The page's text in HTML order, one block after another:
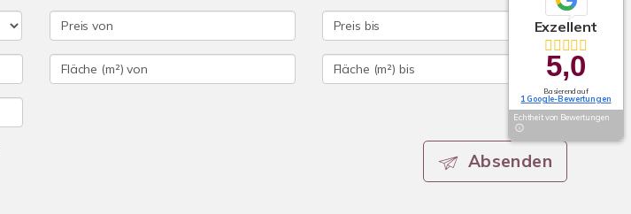
Absenden
Exzellent
5,0
Basierend auf
1 Google-Bewertungen
Echtheit von Bewertungen